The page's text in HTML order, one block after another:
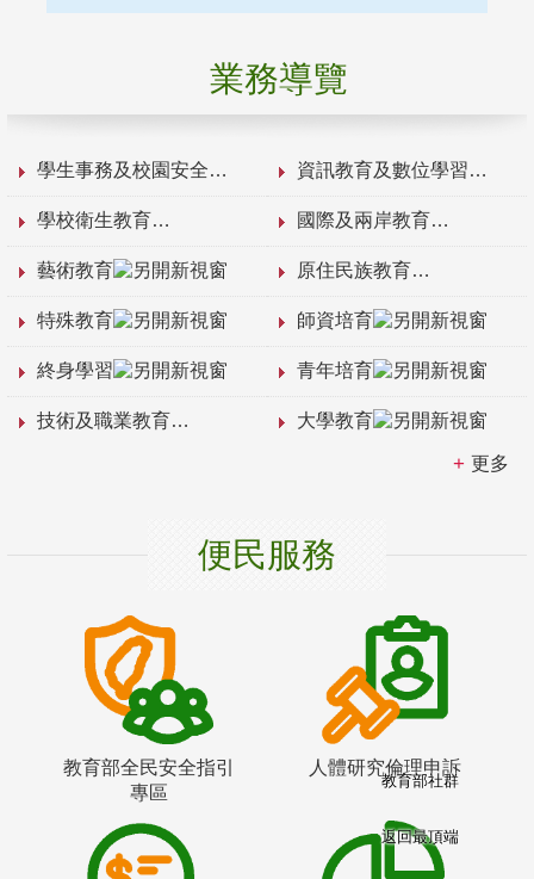
業務導覽
學生事務及校園安全 資訊教育及數位學習
學校衛生教育 國際及兩岸教育
藝術教育 原住民族教育
特殊教育 師資培育
終身學習 青年培育
技術及職業教育 大學教育
更多
便民服務
教育部全民安全指引
專區
人體研究倫理申訴
教育部社群
返回最頂端